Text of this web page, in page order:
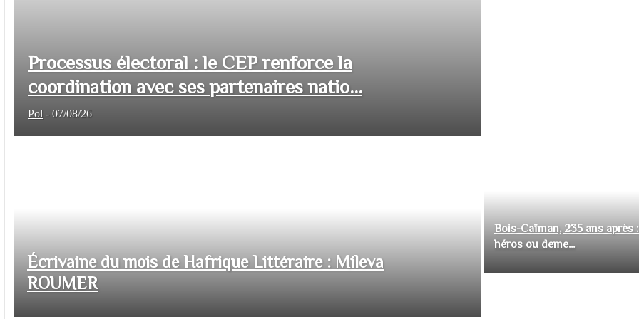
Processus électoral : le CEP renforce la
coordination avec ses partenaires natio...
Pol - 07/08/26
Écrivaine du mois de Hafrique Littéraire : Mileva
ROUMER
Bois-Caïman, 235 ans après
héros ou deme...